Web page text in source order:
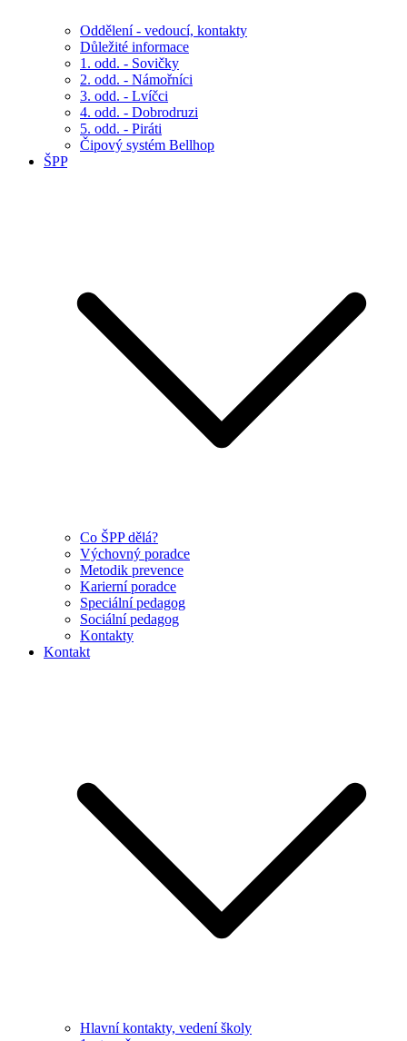
Oddělení - vedoucí, kontakty
Důležité informace
1. odd. - Sovičky
2. odd. - Námořníci
3. odd. - Lvíčci
4. odd. - Dobrodruzi
5. odd. - Piráti
Čipový systém Bellhop
ŠPP
Co ŠPP dělá?
Výchovný poradce
Metodik prevence
Karierní poradce
Speciální pedagog
Sociální pedagog
Kontakty
Kontakt
Hlavní kontakty, vedení školy